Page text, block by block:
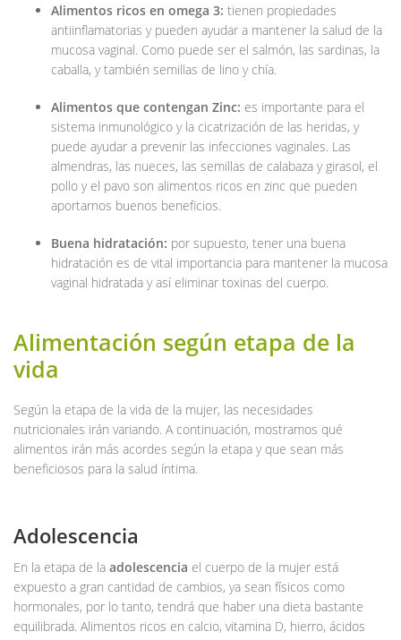
Alimentos ricos en omega 3: tienen propiedades
antiinflamatorias y pueden ayudar a mantener la salud de la
mucosa vaginal. Como puede ser el salmón, las sardinas, la
caballa, y también semillas de lino y chía.
Alimentos que contengan Zinc: es importante para el
sistema inmunológico y la cicatrización de las heridas, y
puede ayudar a prevenir las infecciones vaginales. Las
almendras, las nueces, las semillas de calabaza y girasol, el
pollo y el pavo son alimentos ricos en zinc que pueden
aportarnos buenos beneficios.
Buena hidratación: por supuesto, tener una buena
hidratación es de vital importancia para mantener la mucosa
vaginal hidratada y así eliminar toxinas del cuerpo.
Alimentación según etapa de la
vida
Según la etapa de la vida de la mujer, las necesidades
nutricionales irán variando. A continuación, mostramos qué
alimentos irán más acordes según la etapa y que sean más
beneficiosos para la salud íntima.
Adolescencia
En la etapa de la adolescencia el cuerpo de la mujer está
expuesto a gran cantidad de cambios, ya sean físicos como
hormonales, por lo tanto, tendrá que haber una dieta bastante
equilibrada. Alimentos ricos en calcio, vitamina D, hierro, ácidos